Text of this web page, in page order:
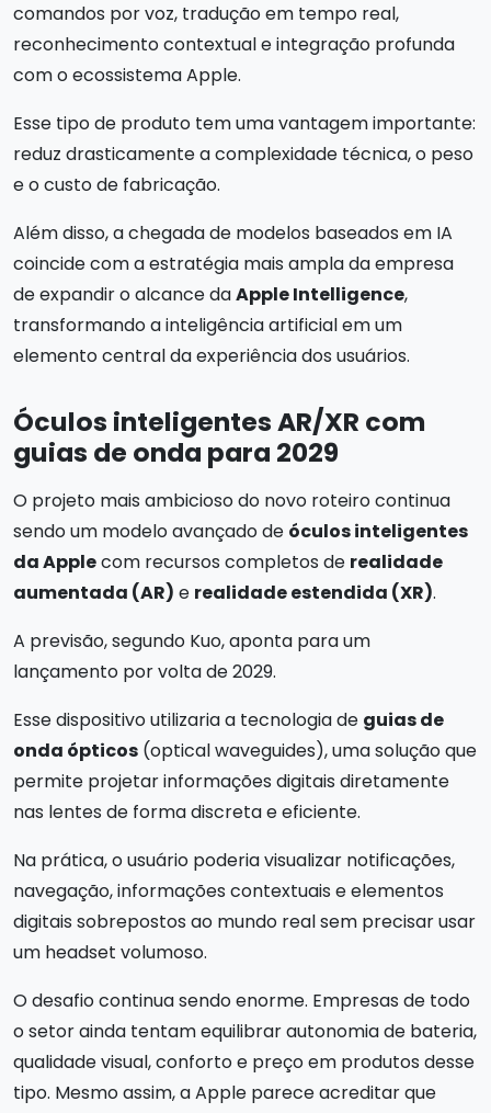
comandos por voz, tradução em tempo real,
reconhecimento contextual e integração profunda
com o ecossistema Apple.
Esse tipo de produto tem uma vantagem importante:
reduz drasticamente a complexidade técnica, o peso
e o custo de fabricação.
Além disso, a chegada de modelos baseados em IA
coincide com a estratégia mais ampla da empresa
de expandir o alcance daApple Intelligence,
transformando a inteligência artificial em um
elemento central da experiência dos usuários.
Óculos inteligentes AR/XR com
guias de onda para 2029
O projeto mais ambicioso do novo roteiro continua
sendo um modelo avançado de óculos inteligentes
da Applecom recursos completos de realidade
aumentada (AR) e realidade estendida (XR).
A previsão, segundo Kuo, aponta para um
lançamento por volta de 2029.
Esse dispositivo utilizaria a tecnologia de guias de
onda ópticos (optical waveguides), uma solução que
permite projetar informações digitais diretamente
nas lentes de forma discreta e eficiente.
Na prática, o usuário poderia visualizar notificações,
navegação, informações contextuais e elementos
digitais sobrepostos ao mundo real sem precisar usar
um headset volumoso.
O desafio continua sendo enorme. Empresas de todo
o setor ainda tentam equilibrar autonomia de bateria,
qualidade visual, conforto e preço em produtos desse
tipo. Mesmo assim, a Apple parece acreditar que